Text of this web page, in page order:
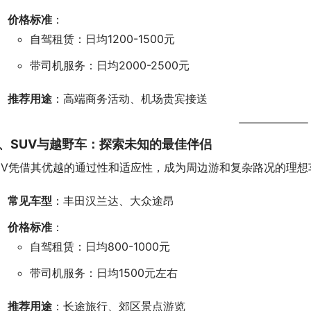
价格标准 ：
自驾租赁：日均1200-1500元
带司机服务：日均2000-2500元
推荐用途 ：高端商务活动、机场贵宾接送
SUV与越野车：探索未知的最佳伴侣
凭借其优越的通过性和适应性，成为周边游和复杂路况的理
常见车型 ：丰田汉兰达、大众途昂
价格标准 ：
自驾租赁：日均800-1000元
带司机服务：日均1500元左右
推荐用途 ：长途旅行、郊区景点游览